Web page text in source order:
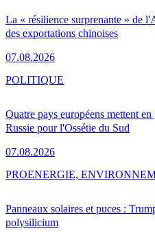
La « résilience surprenante » de
des exportations chinoises
07.08.2026
Quatre pays européens mettent
Russie pour l'Ossétie du Sud
07.08.2026
POLITIQUE
Panneaux solaires et puces :
polysilicium
PROENERGIE,